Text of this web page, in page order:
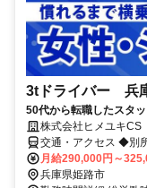
3tドライバー 兵
50代から転職したスタ
株式会社ヒメユキCS
交通・アクセス ◆別
歩15分 ◎車通勤・バ
月給290,000円～
兵庫県姫路市